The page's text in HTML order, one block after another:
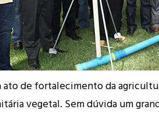
ato de fortalecimento da
vegetal. Sem dúvida um